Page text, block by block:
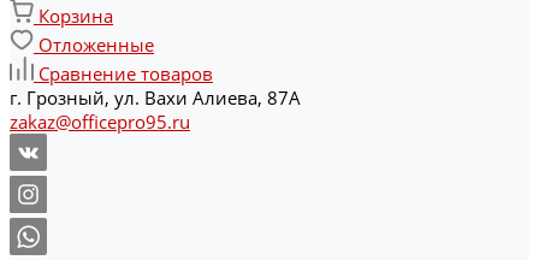
Корзина
Отложенные
Сравнение товаров
г. Грозный, ул. Вахи Алиева, 87А
zakaz@officepro95.ru